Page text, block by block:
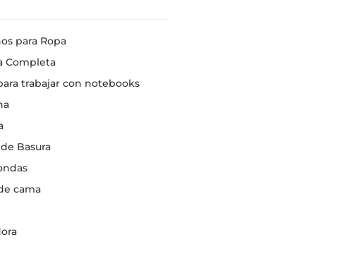
para Ropa
Completa
trabajar con notebooks
Basura
cama